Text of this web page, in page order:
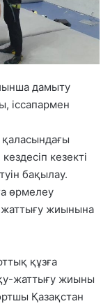
дамыту
іссапармен
кезекті
бақылау.
өрмелеу
жиынына
құзға
жаттығу жиыны
Қазақстан